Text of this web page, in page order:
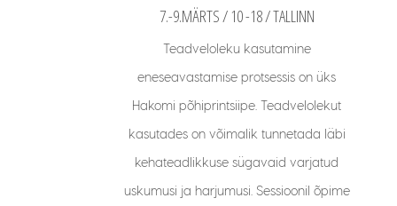
7.-9.MÄRTS / 10 -18 / TALLINN
Teadveloleku kasutamine
eneseavastamise protsessis on üks
Hakomi põhiprintsiipe. Teadvelolekut
kasutades on võimalik tunnetada läbi
kehateadlikkuse sügavaid varjatud
uskumusi ja harjumusi. Sessioonil õpime